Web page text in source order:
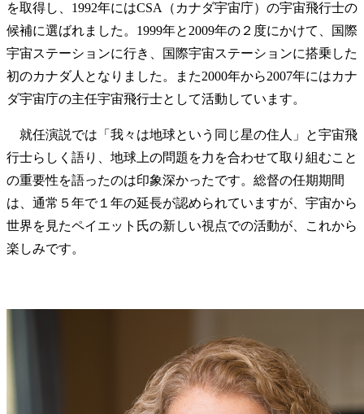
を取得し、1992年にはCSA（カナダ宇宙庁）の宇宙飛行士の
候補に選ばれました。1999年と2009年の２度にかけて、国際
宇宙ステーションに行き、国際宇宙ステーションに搭乗した
初のカナダ人となりました。また2000年から2007年にはカナ
ダ宇宙庁の主任宇宙飛行士として活動しています。
就任演説では「我々は地球という同じ星の住人」と宇宙飛
行士らしく語り、地球上の問題を力を合わせて取り組むこと
の重要性を語ったのは印象深かったです。総督の任期期間
は、通常５年で１年の延長が認められていますが、宇宙から
世界を見たペイエット氏の新しい視点での活動が、これから
楽しみです。